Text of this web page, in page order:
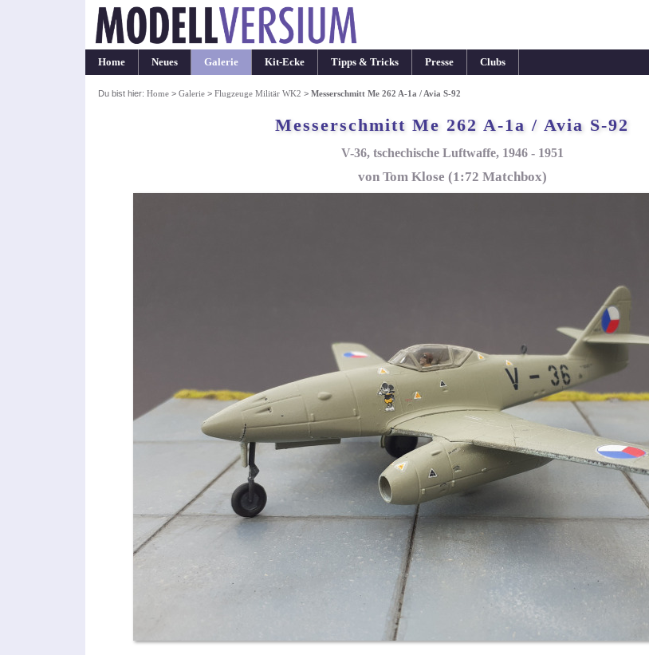
Home Neues Galerie Kit-Ecke Tipps & Tricks Presse Clubs
Du bist hier: Home> Galerie> Flugzeuge Militär WK2 > Messerschmitt Me 262 A-1a / Avia S-92
Messerschmitt Me 262 A-1a / Avia S-92
V-36, tschechische Luftwaffe, 1946 - 1951
von Tom Klose (1:72 Matchbox)